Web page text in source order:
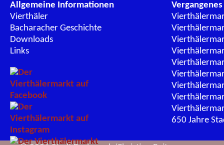
Allgemeine Informationen
Vierthäler
Bacharacher Geschichte
Downloads
Links
Vergangenes
650 Jahre